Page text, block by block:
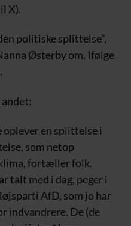
X).
politiske splittelse”,
Østerby om. Ifølge
en splittelse i
som netop
fortæller folk.
talt med i dag, peger i
AfD, som jo har
indvandrere. De (de